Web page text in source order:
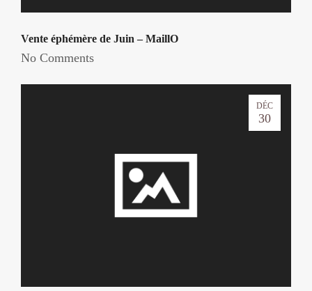
Vente éphémère de Juin – MaillO
No Comments
DÉC
30